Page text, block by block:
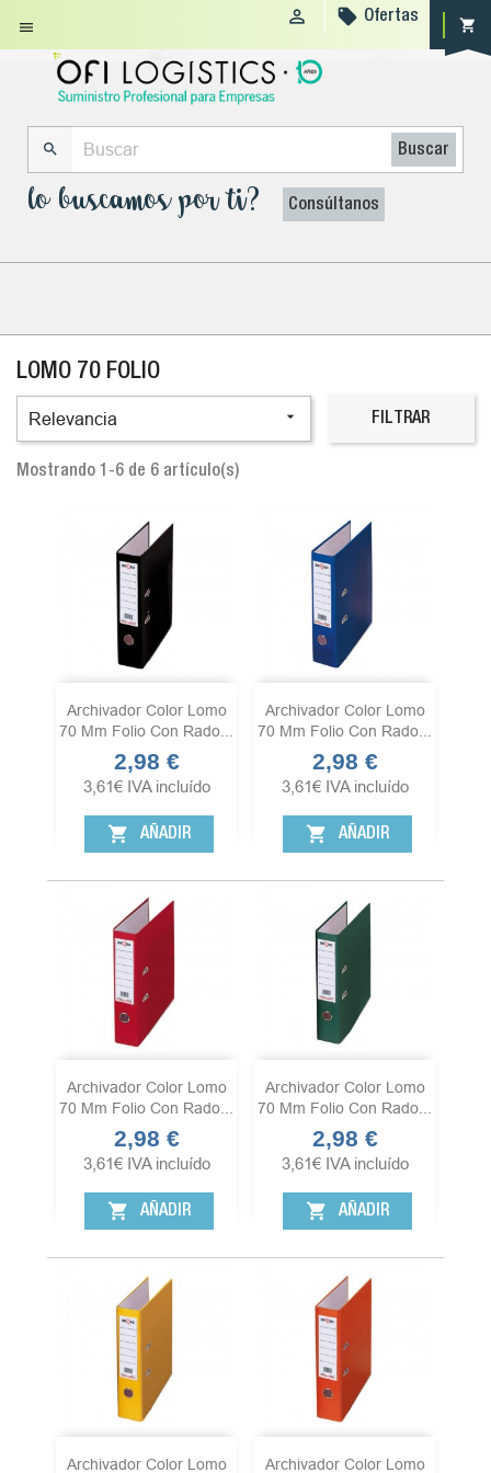
 shopping_cart
  Ofertas
 Buscar
lo buscamos por ti? Consúltanos
LOMO 70 FOLIO
Relevancia  FILTRAR
Mostrando 1-6 de 6 artículo(s)
Archivador Color Lomo
70 Mm Folio Con Rado...
Precio
2,98 €
3,61€ IVA incluído
shopping_cart AÑADIR
Archivador Color Lomo
70 Mm Folio Con Rado...
Precio
2,98 €
3,61€ IVA incluído
shopping_cart AÑADIR
Archivador Color Lomo
70 Mm Folio Con Rado...
Precio
2,98 €
3,61€ IVA incluído
shopping_cart AÑADIR
Archivador Color Lomo
70 Mm Folio Con Rado...
Precio
2,98 €
3,61€ IVA incluído
shopping_cart AÑADIR
Archivador Color Lomo
Archivador Color Lomo